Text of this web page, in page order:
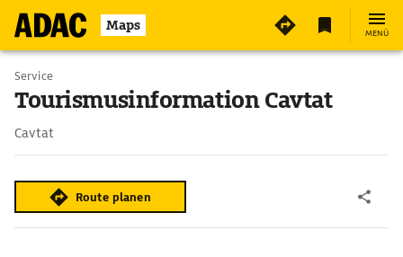
Maps MENÜ
Service
Tourismusinformation Cavtat
Cavtat
Route planen